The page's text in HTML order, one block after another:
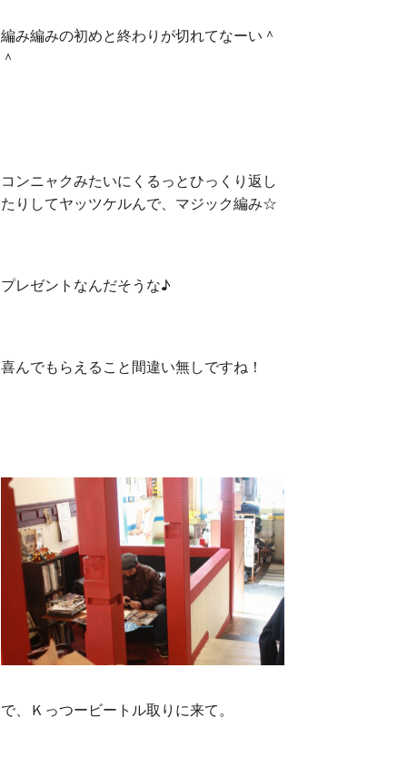
編み編みの初めと終わりが切れてなーい＾
＾
コンニャクみたいにくるっとひっくり返し
たりしてヤッツケルんで、マジック編み☆
プレゼントなんだそうな♪
喜んでもらえること間違い無しですね！
で、Ｋっつービートル取りに来て。